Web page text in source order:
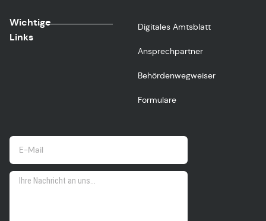
Wichtige
Links
Digitales Amtsblatt
Ansprechpartner
Behördenwegweiser
Formulare